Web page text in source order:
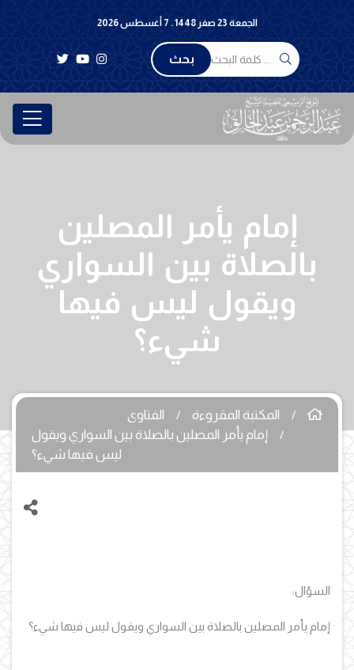
الجمعة 23 صفر 1448 . 7 أغسطس 2026
بحث
إمام يأمر المصلين
بالصلاة بين السواري
ويقول ليس فيها
شيء؟
المكتبة المقروءة
الفتاوى
إمام يأمر المصلين بالصلاة بين السواري ويقول
ليس فيها شيء؟
السؤال:
إمام يأمر المصلين بالصلاة بين السواري ويقول ليس فيها شيء؟